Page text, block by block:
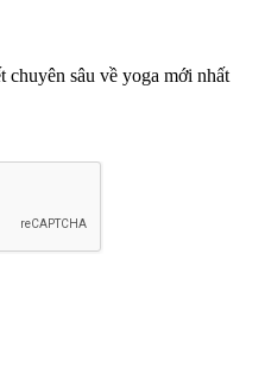
chuyên sâu về yoga mới nhất